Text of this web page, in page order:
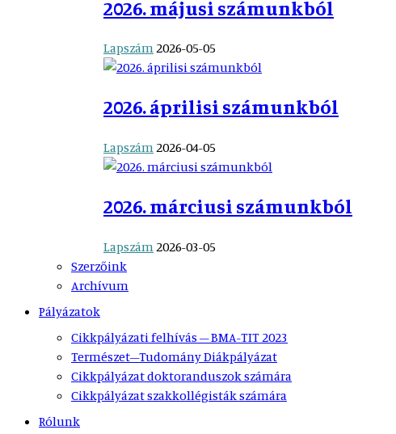
2026. májusi számunkból
Lapszám2026-05-05
2026. áprilisi számunkból
Lapszám2026-04-05
2026. márciusi számunkból
Lapszám2026-03-05
Szerzőink
Archívum
Pályázatok
Cikkpályázati felhívás – BMA-TIT 2023
Természet–Tudomány Diákpályázat
Cikkpályázat doktoranduszok számára
Cikkpályázat szakkollégisták számára
Rólunk